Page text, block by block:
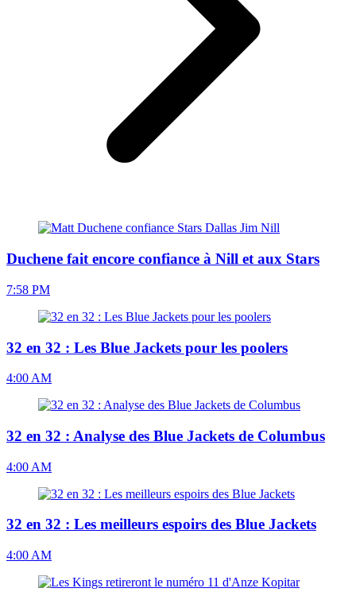
Duchene fait encore confiance à Nill et aux Stars
7:58 PM
32 en 32 : Les Blue Jackets pour les poolers
4:00 AM
32 en 32 : Analyse des Blue Jackets de Columbus
4:00 AM
32 en 32 : Les meilleurs espoirs des Blue Jackets
4:00 AM